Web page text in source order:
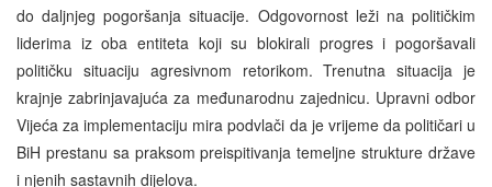
do daljnjeg pogoršanja situacije. Odgovornost leži na političkim
liderima iz oba entiteta koji su blokirali progres i pogoršavali
političku situaciju agresivnom retorikom. Trenutna situacija je
krajnje zabrinjavajuća za međunarodnu zajednicu. Upravni odbor
Vijeća za implementaciju mira podvlači da je vrijeme da političari u
BiH prestanu sa praksom preispitivanja temeljne strukture države
i njenih sastavnih dijelova.